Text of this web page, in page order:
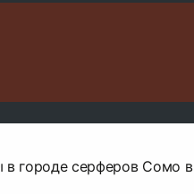
в городе серферов Сомо в